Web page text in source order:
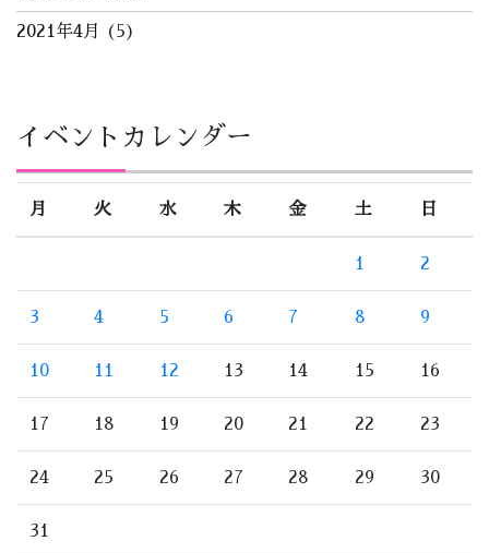
2021年4月 (5)
イベントカレンダー
月 火 水 木 金 土 日
1 2
3 4 5 6 7 8 9
10 11 12 13 14 15 16
17 18 19 20 21 22 23
24 25 26 27 28 29 30
31